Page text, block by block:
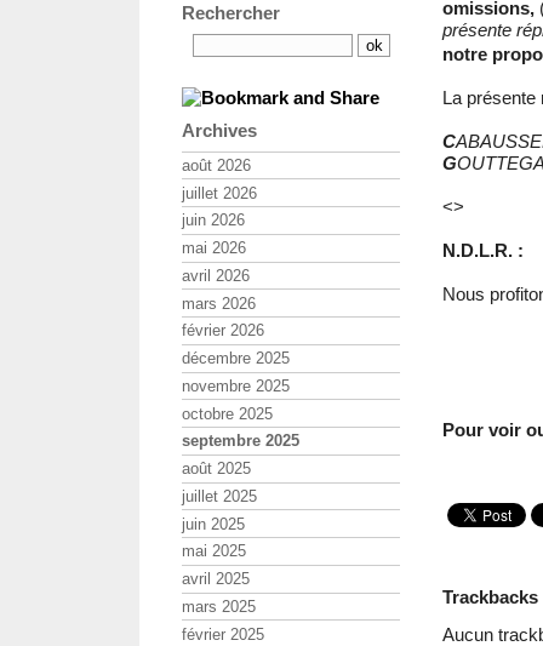
omissions,
présente
notre
La présente
C
G
<>
N.D.L.R. :
Nous
Pour voir
Trackbacks
Aucun
Rechercher
Archives
août 2026
juillet 2026
juin 2026
mai 2026
avril 2026
mars 2026
février 2026
décembre 2025
novembre 2025
octobre 2025
septembre 2025
août 2025
juillet 2025
juin 2025
mai 2025
avril 2025
mars 2025
février 2025